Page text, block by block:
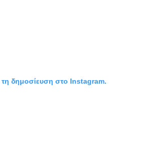
τη δημοσίευση στο Instagram.